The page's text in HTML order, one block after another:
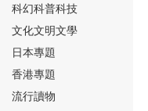
⑬
科幻科普科技
文化文明文學
日本專題
香港專題
流行讀物